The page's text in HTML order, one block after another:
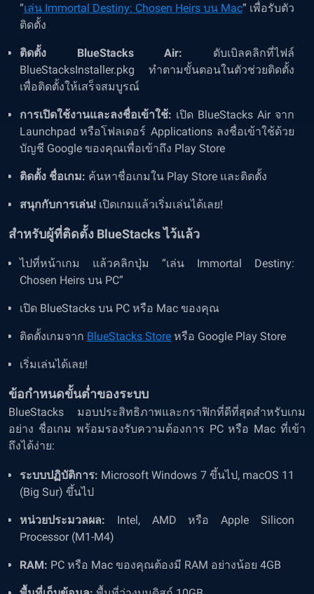
“เล่น Immortal Destiny: Chosen Heirs บน Mac” เพื่อรับตัว
ติดตั้ง
ติดตั้ง BlueStacks Air: ดับเบิลคลิกที่ไฟล์
BlueStacksInstaller.pkg ทำตามขั้นตอนในตัวช่วยติดตั้ง
เพื่อติดตั้งให้เสร็จสมบูรณ์
การเปิดใช้งานและลงชื่อเข้าใช้: เปิด BlueStacks Air จาก
Launchpad หรือโฟลเดอร์ Applications ลงชื่อเข้าใช้ด้วย
บัญชี Google ของคุณเพื่อเข้าถึง Play Store
ติดตั้ง ชื่อเกม: ค้นหาชื่อเกมใน Play Store และติดตั้ง
สนุกกับการเล่น! เปิดเกมแล้วเริ่มเล่นได้เลย!
สำหรับผู้ที่ติดตั้ง BlueStacks ไว้แล้ว
ไปที่หน้าเกม แล้วคลิกปุ่ม “เล่น Immortal Destiny:
Chosen Heirs บน PC”
เปิด BlueStacks บน PC หรือ Mac ของคุณ
ติดตั้งเกมจาก BlueStacks Store หรือ Google Play Store
เริ่มเล่นได้เลย!
ข้อกำหนดขั้นต่ำของระบบ
BlueStacks มอบประสิทธิภาพและกราฟิกที่ดีที่สุดสำหรับเกม
อย่าง ชื่อเกม พร้อมรองรับความต้องการ PC หรือ Mac ที่เข้า
ถึงได้ง่าย:
ระบบปฏิบัติการ: Microsoft Windows 7 ขึ้นไป, macOS 11
(Big Sur) ขึ้นไป
หน่วยประมวลผล: Intel, AMD หรือ Apple Silicon
Processor (M1-M4)
RAM: PC หรือ Mac ของคุณต้องมี RAM อย่างน้อย 4GB